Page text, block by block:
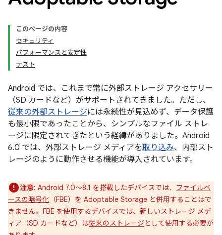
このページの内容
セキュリティ
パフォーマンスと安定性
テスト
Android では、これまで常に外部ストレージ アクセサリー
（SD カードなど）がサポートされてきました。ただし、
従来の外部ストレージには永続性が見込めず、データ保護
も最小限であったことから、シンプルなファイル ストレ
ージに限定されてきたという経緯がありました。Android
6.0 では、外部ストレージ メディアを取り込み、内部スト
レージのように動作させる機能が導入されています。
注意: Android 7.0～8.1 を搭載したデバイスでは、
ファイルベ
ースの暗号化 （FBE）を Adoptable Storage と併用することはで
きません。FBE を使用するデバイスでは、新しいストレージ メデ
ィア（SD カードなど）は従来のストレージとして使用する必要が